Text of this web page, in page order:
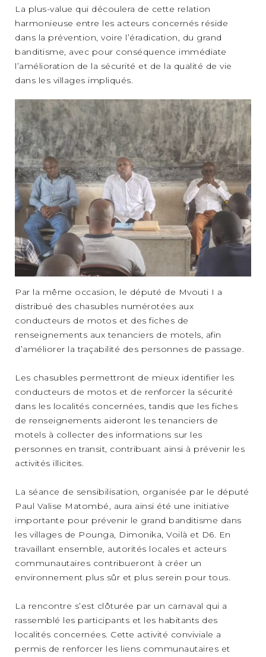
La plus-value qui découlera de cette relation
harmonieuse entre les acteurs concernés réside
dans la prévention, voire l’éradication, du grand
banditisme, avec pour conséquence immédiate
l’amélioration de la sécurité et de la qualité de vie
dans les villages impliqués.
Par la même occasion, le député de Mvouti I a
distribué des chasubles numérotées aux
conducteurs de motos et des fiches de
renseignements aux tenanciers de motels, afin
d’améliorer la traçabilité des personnes de passage.
Les chasubles permettront de mieux identifier les
conducteurs de motos et de renforcer la sécurité
dans les localités concernées, tandis que les fiches
de renseignements aideront les tenanciers de
motels à collecter des informations sur les
personnes en transit, contribuant ainsi à prévenir les
activités illicites.
La séance de sensibilisation, organisée par le député
Paul Valise Matombé, aura ainsi été une initiative
importante pour prévenir le grand banditisme dans
les villages de Pounga, Dimonika, Voilà et D6. En
travaillant ensemble, autorités locales et acteurs
communautaires contribueront à créer un
environnement plus sûr et plus serein pour tous.
La rencontre s’est clôturée par un carnaval qui a
rassemblé les participants et les habitants des
localités concernées. Cette activité conviviale a
permis de renforcer les liens communautaires et